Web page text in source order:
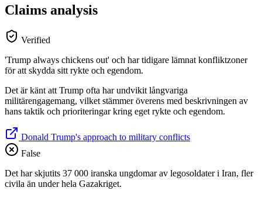
Claims analysis
Verified
'Trump always chickens out' och har tidigare lämnat konfliktzoner
för att skydda sitt rykte och egendom.
Det är känt att Trump ofta har undvikit långvariga
militärengagemang, vilket stämmer överens med beskrivningen av
hans taktik och prioriteringar kring eget rykte och egendom.
Donald Trump's approach to military conflicts
False
Det har skjutits 37 000 iranska ungdomar av legosoldater i Iran, fler
civila än under hela Gazakriget.